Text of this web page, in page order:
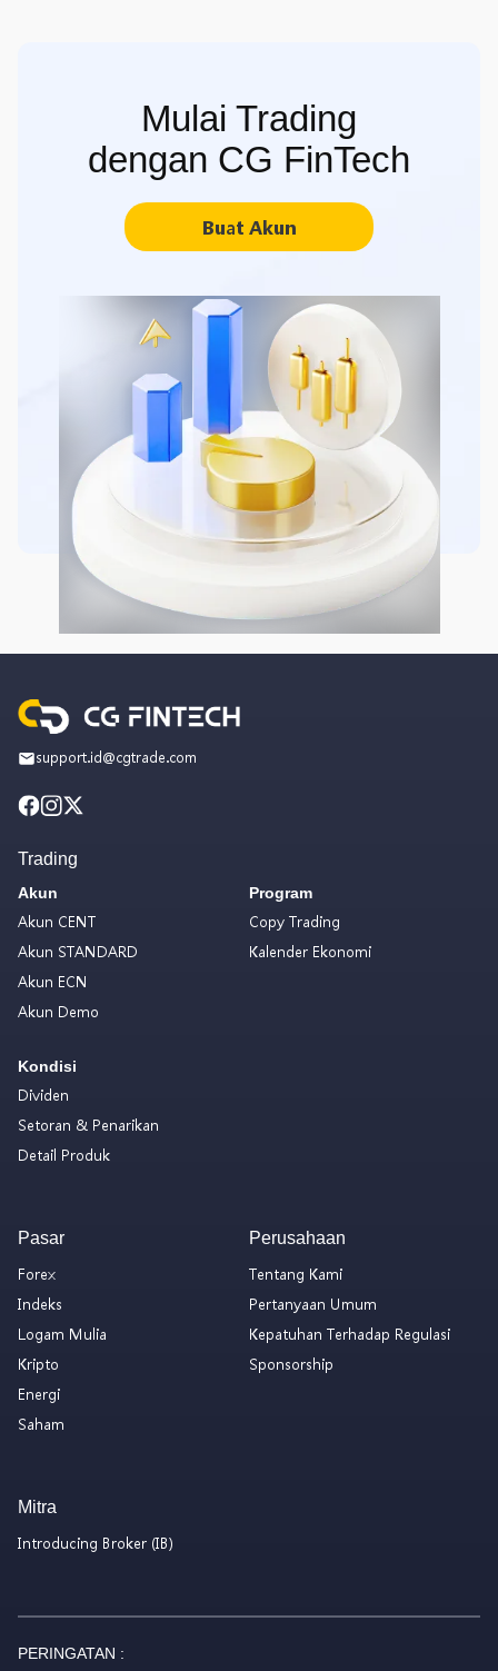
Mulai Trading
dengan CG FinTech
Buat Akun
support.id@cgtrade.com
Trading
Akun
Akun CENT
Akun STANDARD
Akun ECN
Akun Demo
Kondisi
Dividen
Setoran & Penarikan
Detail Produk
Program
Copy Trading
Kalender Ekonomi
Pasar
Forex
Indeks
Logam Mulia
Kripto
Energi
Saham
Perusahaan
Tentang Kami
Pertanyaan Umum
Kepatuhan Terhadap Regulasi
Sponsorship
Mitra
Introducing Broker (IB)
PERINGATAN :